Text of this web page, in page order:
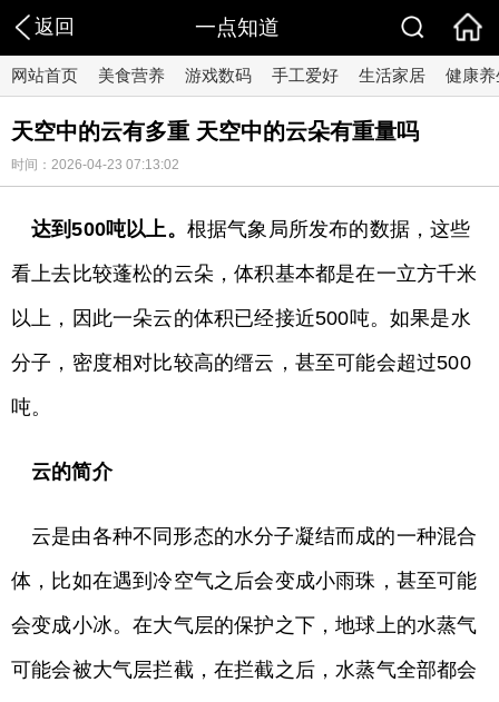
返回 一点知道
网站首页 美食营养 游戏数码 手工爱好 生活家居 健康养
天空中的云有多重 天空中的云朵有重量吗
时间：2026-04-23 07:13:02
达到500吨以上。 根据气象局所发布的数据，这些
看上去比较蓬松的云朵，体积基本都是在一立方千米
以上，因此一朵云的体积已经接近500吨。如果是水
分子，密度相对比较高的缙云，甚至可能会超过500
吨。
云的简介
云是由各种不同形态的水分子凝结而成的一种混合
体，比如在遇到冷空气之后会变成小雨珠，甚至可能
会变成小冰。在大气层的保护之下，地球上的水蒸气
可能会被大气层拦截，在拦截之后，水蒸气全部都会